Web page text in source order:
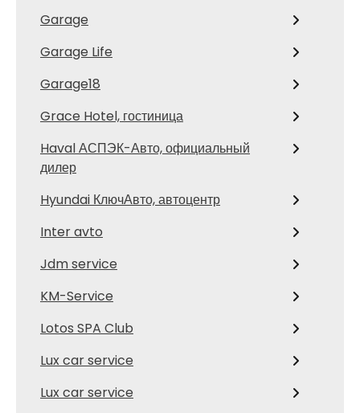
Garage
Garage Life
Garage18
Grace Hotel, гостиница
Haval АСПЭК-Авто, официальный
дилер
Hyundai КлючАвто, автоцентр
Inter avto
Jdm service
KM-Service
Lotos SPA Club
Lux car service
Lux car service